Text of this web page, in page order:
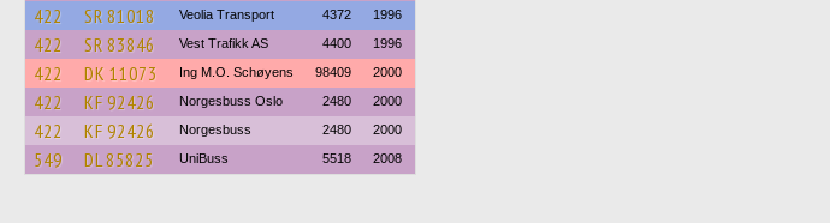
422 SR 81018 Veolia Transport 4372 1996
422 SR 83846 Vest Trafikk AS 4400 1996
422 DK 11073 Ing M.O. Schøyens 98409 2000
422 KF 92426 Norgesbuss Oslo 2480 2000
422 KF 92426 Norgesbuss 2480 2000
549 DL 85825 UniBuss 5518 2008